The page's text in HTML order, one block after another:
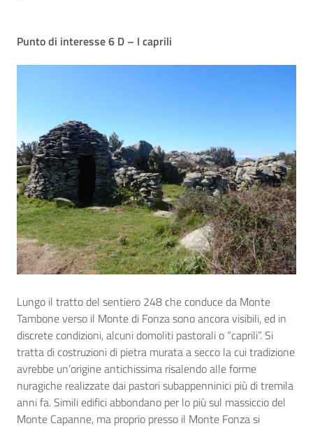
Punto di interesse 6 D – I caprili
Lungo il tratto del sentiero 248 che conduce da Monte
Tambone verso il Monte di Fonza sono ancora visibili, ed in
discrete condizioni, alcuni domoliti pastorali o “caprili”. Si
tratta di costruzioni di pietra murata a secco la cui tradizione
avrebbe un’origine antichissima risalendo alle forme
nuragiche realizzate dai pastori subappenninici più di tremila
anni fa. Simili edifici abbondano per lo più sul massiccio del
Monte Capanne, ma proprio presso il Monte Fonza si